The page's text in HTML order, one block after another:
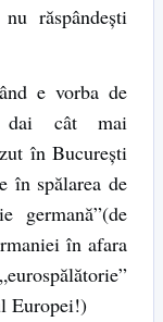
răspândești
e vorba de
dai cât mai
în București
în spălarea de
germană”(de
în afara
Europei!)